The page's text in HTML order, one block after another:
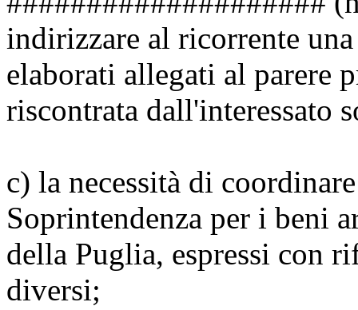
indirizzare al ricorrente
elaborati allegati al parere
riscontrata dall'interessato
c) la necessità di
Soprintendenza per i beni
della Puglia, espressi con
diversi;